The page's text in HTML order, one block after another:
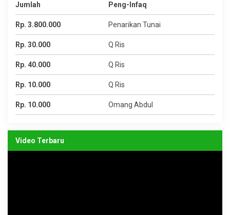
Jumlah Peng-Infaq
Rp. 3.800.000 Penarikan Tunai
Rp. 30.000 Q Ris
Rp. 40.000 Q Ris
Rp. 10.000 Q Ris
Rp. 10.000 Omang Abdul
Video Terbaru